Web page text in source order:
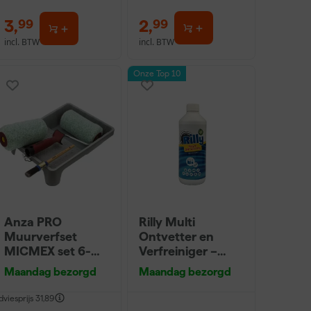
3,99
incl. BTW
2,99
incl. BTW
Anza PRO
Muurverfset
MICMEX set 6-
delig
Maandag bezorgd
31,89
Onze Top 10
Rilly Multi
Ontvetter en
Verfreiniger –
0,5L
Maandag bezorgd